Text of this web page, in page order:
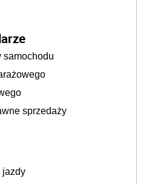
samochodu
sprzedaży
jazdy